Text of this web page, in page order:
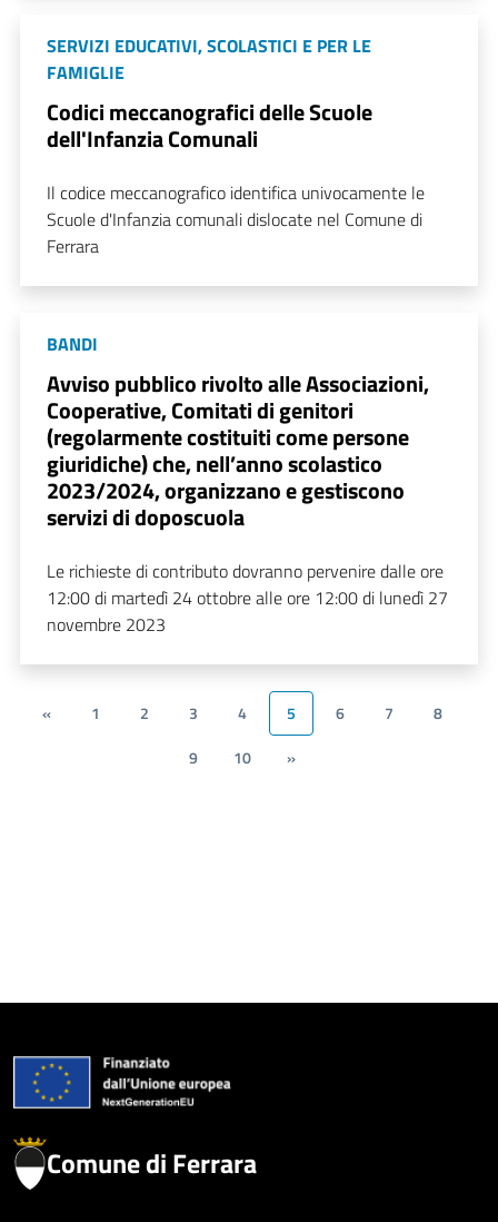
SERVIZI EDUCATIVI, SCOLASTICI E PER LE
FAMIGLIE
Codici meccanografici delle Scuole
dell'Infanzia Comunali
Il codice meccanografico identifica univocamente le
Scuole d'Infanzia comunali dislocate nel Comune di
Ferrara
BANDI
Avviso pubblico rivolto alle Associazioni,
Cooperative, Comitati di genitori
(regolarmente costituiti come persone
giuridiche) che, nell’anno scolastico
2023/2024, organizzano e gestiscono
servizi di doposcuola
Le richieste di contributo dovranno pervenire dalle ore
12:00 di martedì 24 ottobre alle ore 12:00 di lunedì 27
novembre 2023
« 1 2 3 4 5 6 7
8
9
10 »
Comune di Ferrara